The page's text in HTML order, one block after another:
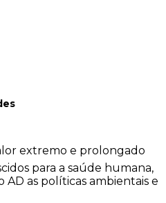
extremo e prolongado
para a saúde humana,
as políticas ambientais e